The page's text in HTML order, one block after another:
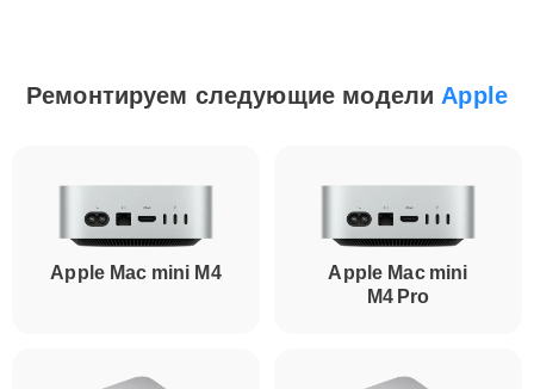
Ремонтируем следующие модели Apple
Apple Mac mini M4
Apple Mac mini
M4 Pro